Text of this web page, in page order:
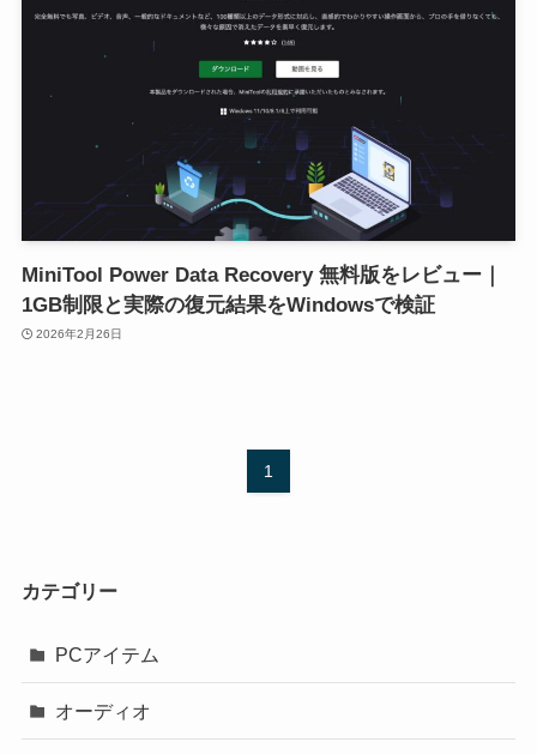
MiniTool Power Data Recovery 無料版をレビュー｜
1GB制限と実際の復元結果をWindowsで検証
2026年2月26日
1
カテゴリー
PCアイテム
オーディオ